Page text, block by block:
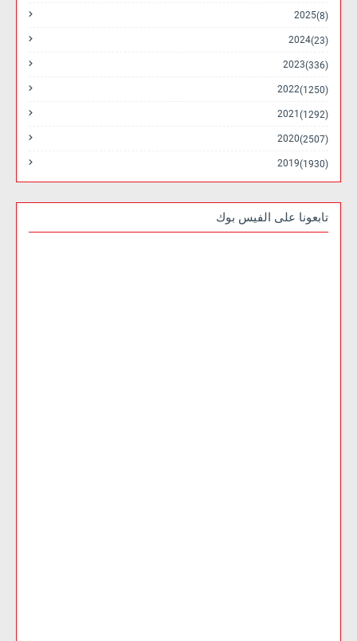
2025 (8)
2024 (23)
2023 (336)
2022 (1250)
2021 (1292)
2020 (2507)
2019 (1930)
تابعونا على الفيس بوك